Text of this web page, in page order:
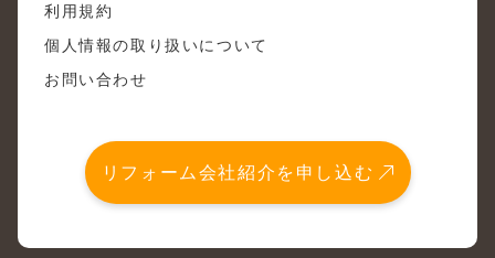
利用規約
個人情報の取り扱いについて
お問い合わせ
リフォーム会社紹介を申し込む